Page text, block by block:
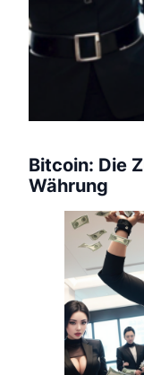
Bitcoin: Die
Währung